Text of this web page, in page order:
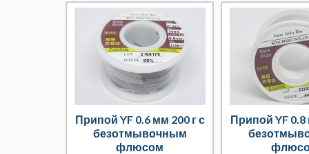
Припой YF 0.6 мм 200 г с
безотмывочным
флюсом
Припой YF 0.8